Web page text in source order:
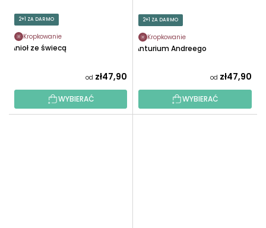
2+1 ZA DARMO
Kropkowanie
Anioł ze świecą
od zł47,90
WYBIERAĆ
2+1 ZA DARMO
Kropkowanie
Anturium Andreego
od zł47,90
WYBIERAĆ